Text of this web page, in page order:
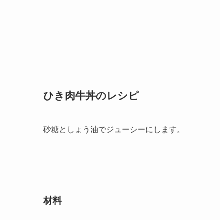
ひき肉牛丼のレシピ
砂糖としょう油でジューシーにします。
材料